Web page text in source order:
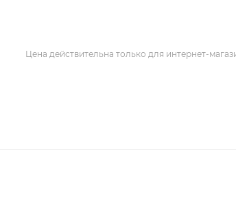
Цена действительна только для интернет-